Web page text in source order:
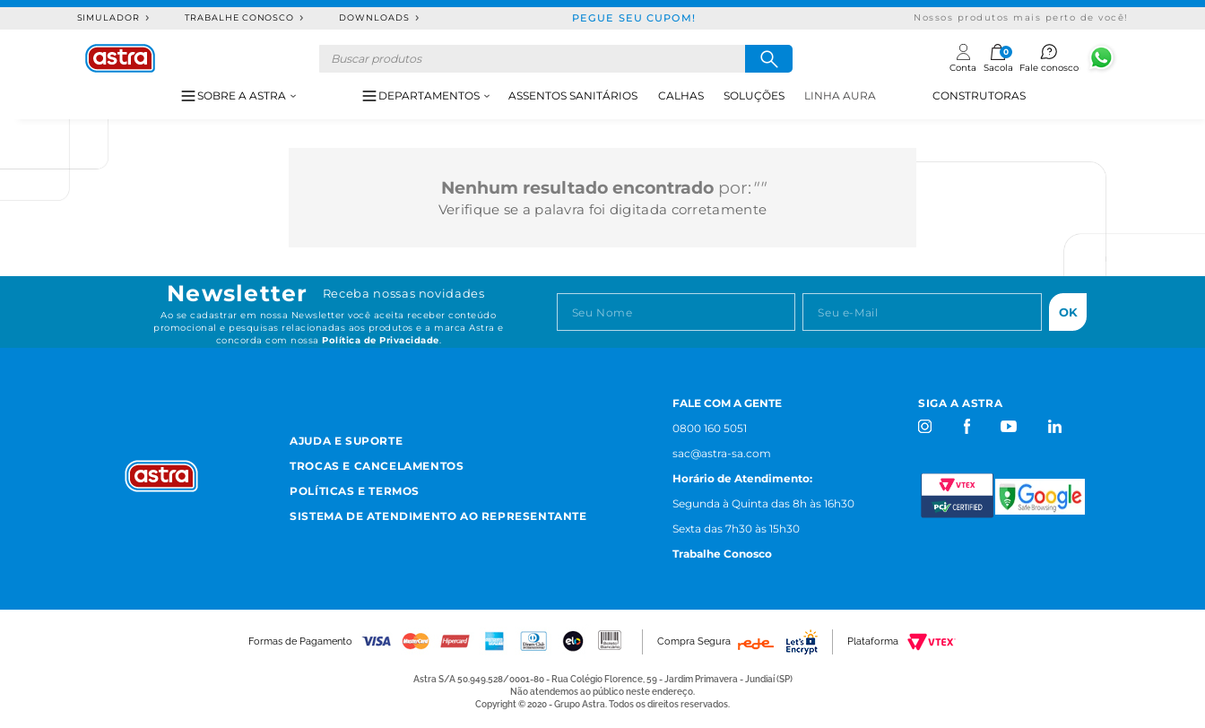
SIMULADOR TRABALHE CONOSCO DOWNLOADS PEGUE SEU CUPOM! Nossos produtos mais perto de você!
SOBRE A ASTRA DEPARTAMENTOS ASSENTOS SANITÁRIOS CALHAS SOLUÇÕES LINHA AURA CONSTRUTORAS
Conta
0
Sacola Fale conosco
Nenhum resultado encontrado por:""
Verifique se a palavra foi digitada corretamente
Newsletter Receba nossas novidades
Ao se cadastrar em nossa Newsletter você aceita receber conteúdo
promocional e pesquisas relacionadas aos produtos e a marca Astra e
concorda com nossaPolítica de Privacidade
OK
AJUDA E SUPORTE
TROCAS E CANCELAMENTOS
POLÍTICAS E TERMOS
SISTEMA DE ATENDIMENTO AO REPRESENTANTE
FALE COM A GENTE
0800 160 5051
sac@astra-sa.com
Horário de Atendimento:
Segunda à Quinta das 8h às 16h30
Sexta das 7h30 às 15h30
Trabalhe Conosco
SIGA A ASTRA
Formas de Pagamento Compra Segura Plataforma
Astra S/A 50.949.528/0001-80 - Rua Colégio Florence, 59 - Jardim Primavera - Jundiaí (SP)
Não atendemos ao público neste endereço.
Copyright © 2020 - Grupo Astra. Todos os direitos reservados.